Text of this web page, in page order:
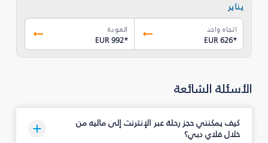
يناير
اتجاه واحد
EUR 626*
العودة
EUR 992*
الأسئلة الشائعة
كيف يمكنني حجز رحلة عبر الإنترنت إلى ماليه من
خلال فلاي دبي؟